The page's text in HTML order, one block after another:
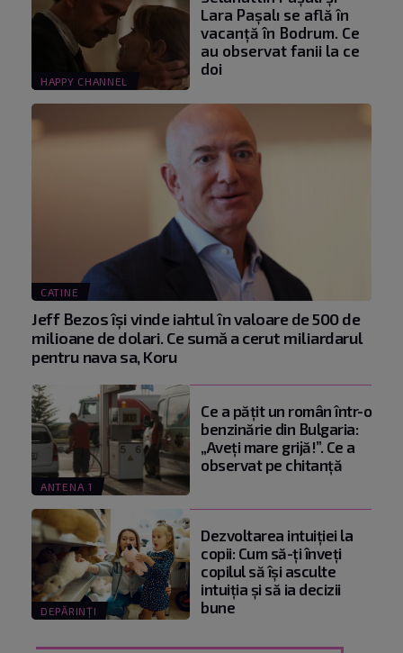
HAPPY CHANNEL
Lara Paşalı se află în
vacanță în Bodrum. Ce
au observat fanii la ce
doi
CATINE
Jeff Bezos își vinde iahtul în valoare de 500 de
milioane de dolari. Ce sumă a cerut miliardarul
pentru nava sa, Koru
ANTENA 1
Ce a pățit un român într-o
benzinărie din Bulgaria:
„Aveți mare grijă!”. Ce a
observat pe chitanță
DEPĂRINȚI
Dezvoltarea intuiției la
copii: Cum să-ți înveți
copilul să își asculte
intuiția și să ia decizii
bune